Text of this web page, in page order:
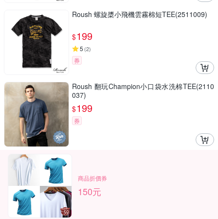
Roush 螺旋槳小飛機雲霧棉短TEE(2511009)
$199
5 (2)
券
Roush 翻玩Champion小口袋水洗棉TEE(2110
037)
$199
券
商品折價券
150元